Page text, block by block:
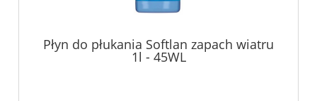
Płyn do płukania Softlan zapach wiatru
1l - 45WL